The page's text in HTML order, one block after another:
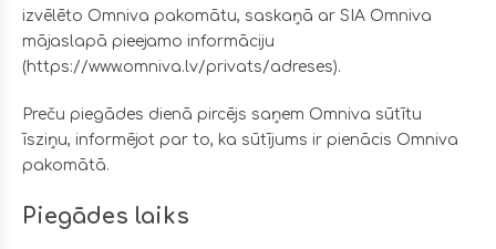
izvēlēto Omniva pakomātu, saskaņā ar SIA Omniva
mājaslapā pieejamo informāciju
(https://www.omniva.lv/privats/adreses).
Preču piegādes dienā pircējs saņem Omniva sūtītu
īsziņu, informējot par to, ka sūtījums ir pienācis Omniva
pakomātā.
Piegādes laiks